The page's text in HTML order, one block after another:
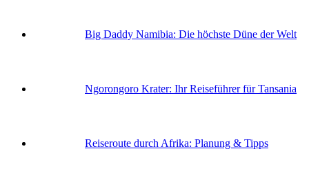
Big Daddy Namibia: Die höchste Düne der Welt
Ngorongoro Krater: Ihr Reiseführer für Tansania
Reiseroute durch Afrika: Planung & Tipps